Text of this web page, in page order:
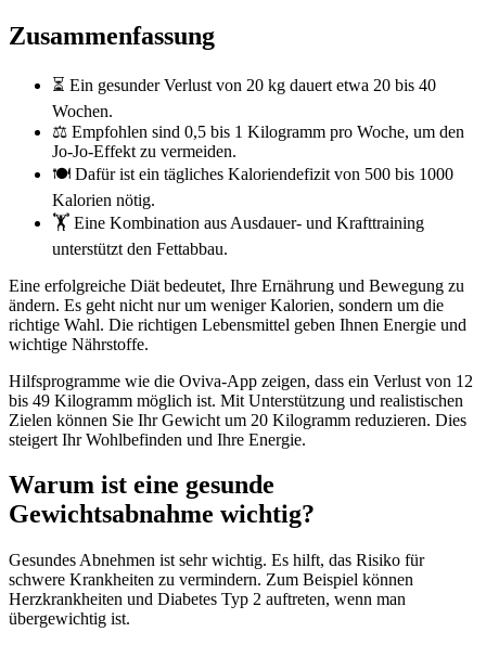
Zusammenfassung
⏳ Ein gesunder Verlust von 20 kg dauert etwa 20 bis 40
Wochen.
⚖️ Empfohlen sind 0,5 bis 1 Kilogramm pro Woche, um den
Jo-Jo-Effekt zu vermeiden.
🍽️ Dafür ist ein tägliches Kaloriendefizit von 500 bis 1000
Kalorien nötig.
🏋️ Eine Kombination aus Ausdauer- und Krafttraining
unterstützt den Fettabbau.
Eine erfolgreiche Diät bedeutet, Ihre Ernährung und Bewegung zu
ändern. Es geht nicht nur um weniger Kalorien, sondern um die
richtige Wahl. Die richtigen Lebensmittel geben Ihnen Energie und
wichtige Nährstoffe.
Hilfsprogramme wie die Oviva-App zeigen, dass ein Verlust von 12
bis 49 Kilogramm möglich ist. Mit Unterstützung und realistischen
Zielen können Sie Ihr Gewicht um 20 Kilogramm reduzieren. Dies
steigert Ihr Wohlbefinden und Ihre Energie.
Warum ist eine gesunde
Gewichtsabnahme wichtig?
Gesundes Abnehmen ist sehr wichtig. Es hilft, das Risiko für
schwere Krankheiten zu vermindern. Zum Beispiel können
Herzkrankheiten und Diabetes Typ 2 auftreten, wenn man
übergewichtig ist.